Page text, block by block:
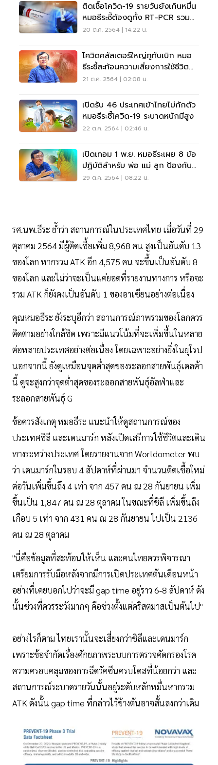
ติดเชื้อโควิด-19 รายวันยังเกินหมื่น
หมอธีระชี้ต้องดูทั้ง RT-PCR รวม
ATK
20 ต.ค. 2564 | 14:22 น.
โควิดคลัสเตอร์ใหญ่ภูทับเบิก หมอ
ธีระชี้สะท้อนความเสี่ยงการใช้ชีวิต
ปกติ
21 ต.ค. 2564 | 02:08 น.
เปิดรับ 46 ประเทศเข้าไทยไม่กักตัว
หมอธีระชี้โควิด-19 ระบาดหนักมีสูง
22 ต.ค. 2564 | 02:46 น.
เปิดเทอม 1 พ.ย. หมอธีระเผย 8 ข้อ
ปฏิบัติสำหรับ พ่อ แม่ ลูก ป้องกัน
โควิด-19
29 ต.ค. 2564 | 08:22 น.
รศ.นพ.ธีระ ย้ำว่า สถานการณ์ในประเทศไทย เมื่อวันที่ 29
ตุลาคม 2564 มีผู้ติดเชื้อเพิ่ม 8,968 คน สูงเป็นอันดับ 13
ของโลก หากรวม ATK อีก 4,575 คน จะขึ้นเป็นอันดับ 8
ของโลก และไม่ว่าจะเป็นแค่ยอดที่รายงานทางการ หรือจะ
รวม ATK ก็ยังคงเป็นอันดับ 1 ของอาเซียนอย่างต่อเนื่อง
คุณหมอธีระ ยังระบุอีกว่า สถานการณ์ภาพรวมของโลกควร
ติดตามอย่างใกล้ชิด เพราะมีแนวโน้มที่จะเพิ่มขึ้นในหลาย
ต่อหลายประเทศอย่างต่อเนื่อง โดยเฉพาะอย่างยิ่งในยุโรป
นอกจากนี้ ยังดูเหมือนจุดต่ำสุดของระลอกสายพันธุ์เดลต้า
นี้ ดูจะสูงกว่าจุดต่ำสุดของระลอกสายพันธุ์อัลฟ่าและ
ระลอกสายพันธุ์ G
ข้อควรสังเกตุ หมอธีระ แนะนำให้ดูสถานการณ์ของ
ประเทศชิลี และเดนมาร์ก หลังเปิดเสรีการใช้ชีวิตและเดิน
ทางระหว่างประเทศ โดยรายงานจาก Worldometer พบ
ว่า เดนมาร์กในรอบ 4 สัปดาห์ที่ผ่านมา จำนวนติดเชื้อใหม่
ต่อวันเพิ่มขึ้นถึง 4 เท่า จาก 457 คน ณ 28 กันยายน เพิ่ม
ขึ้นเป็น 1,847 คน ณ 28 ตุลาคม ในขณะที่ชิลี เพิ่มขึ้นถึง
เกือบ 5 เท่า จาก 431 คน ณ 28 กันยายน ไปเป็น 2136
คน ณ 28 ตุลาคม
"นี่คือข้อมูลที่สะท้อนให้เห็น และคนไทยควรพิจารณา
เตรียมการรับมือหลังจากมีการเปิดประเทศต้นเดือนหน้า
อย่างที่เคยบอกไปว่าจะมี gap time อยู่ราว 6-8 สัปดาห์ ดัง
นั้นช่วงที่ควรระวังมากๆ คือช่วงตั้งแต่คริสตมาสเป็นต้นไป"
อย่างไรก็ตาม ไทยเรานั้นจะเสี่ยงกว่าชิลีและเดนมาร์ก
เพราะข้อจำกัดเรื่องศักยภาพระบบการตรวจคัดกรองโรค
ความครอบคลุมของการฉีดวัคซีนครบโดสที่น้อยกว่า และ
สถานการณ์ระบาดรายวันนั้นอยู่ระดับหลักหมื่นหากรวม
ATK ดังนั้น gap time ที่กล่าวไว้ข้างต้นอาจสั้นลงกว่าเดิม